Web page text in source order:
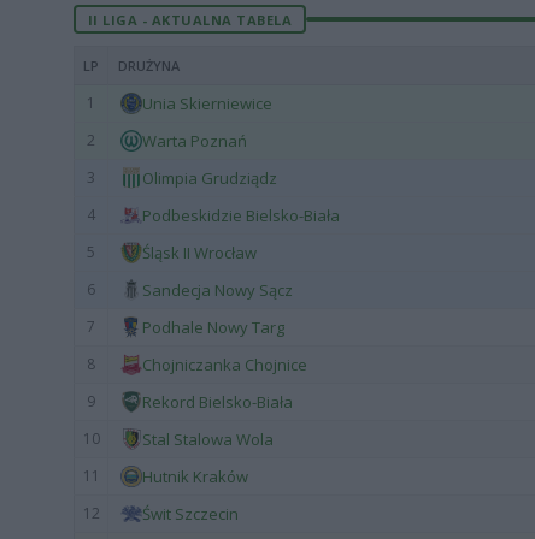
II LIGA - AKTUALNA TABELA
LP DRUŻYNA
1 Unia Skierniewice
2 Warta Poznań
3 Olimpia Grudziądz
4 Podbeskidzie Bielsko-Biała
5 Śląsk II Wrocław
6 Sandecja Nowy Sącz
7 Podhale Nowy Targ
8 Chojniczanka Chojnice
9 Rekord Bielsko-Biała
10 Stal Stalowa Wola
11 Hutnik Kraków
12 Świt Szczecin